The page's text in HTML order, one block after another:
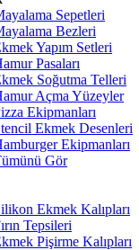
Sepetleri
Bezleri
Yapım Setleri
Pasaları
Soğutma Telleri
Açma Yüzeyler
Ekipmanları
Ekmek Desenleri
Ekipmanları
Gör
Ekmek Kalıpları
Tepsileri
Pişirme Kalıpları